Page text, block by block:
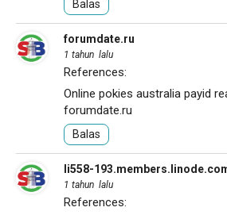
Balas
forumdate.ru
1 tahun lalu
References:
Online pokies australia payid
forumdate.ru
Balas
li558-
1 tahun lalu
References: